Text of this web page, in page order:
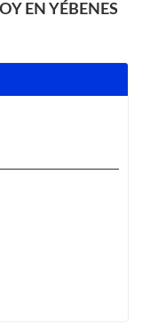
EN YÉBENES